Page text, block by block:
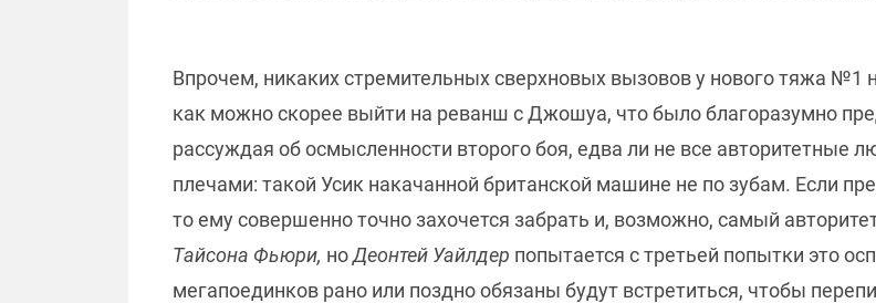
Впрочем, никаких стремительных сверхновых вызовов у нового тяжа №1
как можно скорее выйти на реванш с Джошуа, что было благоразумно
рассуждая об осмысленности второго боя, едва ли не все
плечами: такой Усик накачанной британской машине не по зубам. Если
то ему совершенно точно захочется забрать и, возможно, самый
Тайсона Фьюри, ноДеонтей Уайлдер попытается с третьей попытки это
мегапоединков рано или поздно обязаны будут встретиться, чтобы